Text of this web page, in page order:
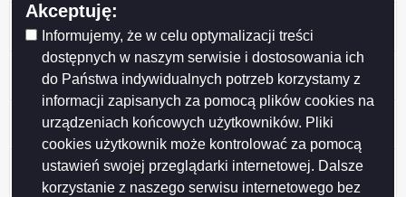
Akceptuję:
Informujemy, że w celu optymalizacji treści
dostępnych w naszym serwisie i dostosowania ich
do Państwa indywidualnych potrzeb korzystamy z
informacji zapisanych za pomocą plików cookies na
urządzeniach końcowych użytkowników. Pliki
cookies użytkownik może kontrolować za pomocą
ustawień swojej przeglądarki internetowej. Dalsze
korzystanie z naszego serwisu internetowego bez
49 Polski Związek Działkowców Rodzinny Ogród
Działkowy im. Jaćwingów w Suwałkach
9 Zezwolenie na usunięcie drzewa z terenu działki
geod. nr 24588/5 przy ul. Sejneńskiej
8 Zezwolenie na usunięcie drzewa z terenu działki
geod. nr 21857 przy ul. Reymonta
6 Zezwolenie na usunięcie drzew z terenu przy ul.
Wojska Polskiego 29